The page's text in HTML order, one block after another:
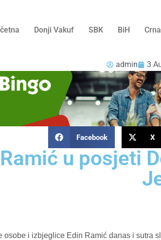
Donji Vakuf SBK BiH
admin 3
Facebook X
u posjeti
osobe i izbjeglice Edin Ramić danas i sutra